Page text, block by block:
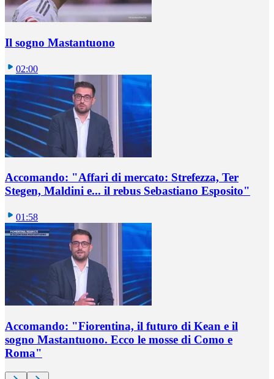
Il sogno Mastantuono
02:00
Accomando: "Affari di mercato: Strefezza, Ter
Stegen, Maldini e... il rebus Sebastiano Esposito"
01:58
Accomando: "Fiorentina, il futuro di Kean e il
sogno Mastantuono. Ecco le mosse di Como e
Roma"